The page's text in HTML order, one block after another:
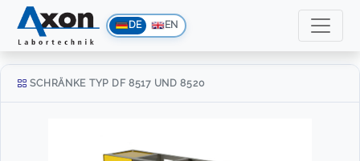
DE EN
SCHRÄNKE TYP DF 8517 UND 8520